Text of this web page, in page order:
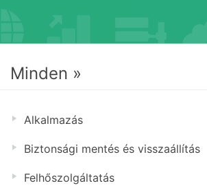
Minden »
Alkalmazás
Biztonsági mentés és visszaállítás
Felhőszolgáltatás